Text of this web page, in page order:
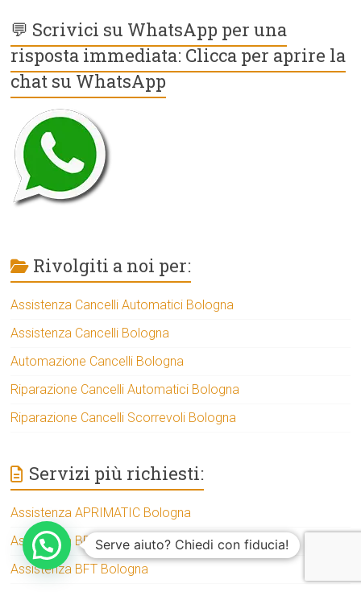
💬 Scrivici su WhatsApp per una
risposta immediata: Clicca per aprire la
chat su WhatsApp
Rivolgiti a noi per:
Assistenza Cancelli Automatici Bologna
Assistenza Cancelli Bologna
Automazione Cancelli Bologna
Riparazione Cancelli Automatici Bologna
Riparazione Cancelli Scorrevoli Bologna
Servizi più richiesti:
Assistenza APRIMATIC Bologna
Assistenza BENINCA Bologna
Assistenza BFT Bologna
Serve aiuto? Chiedi con fiducia!